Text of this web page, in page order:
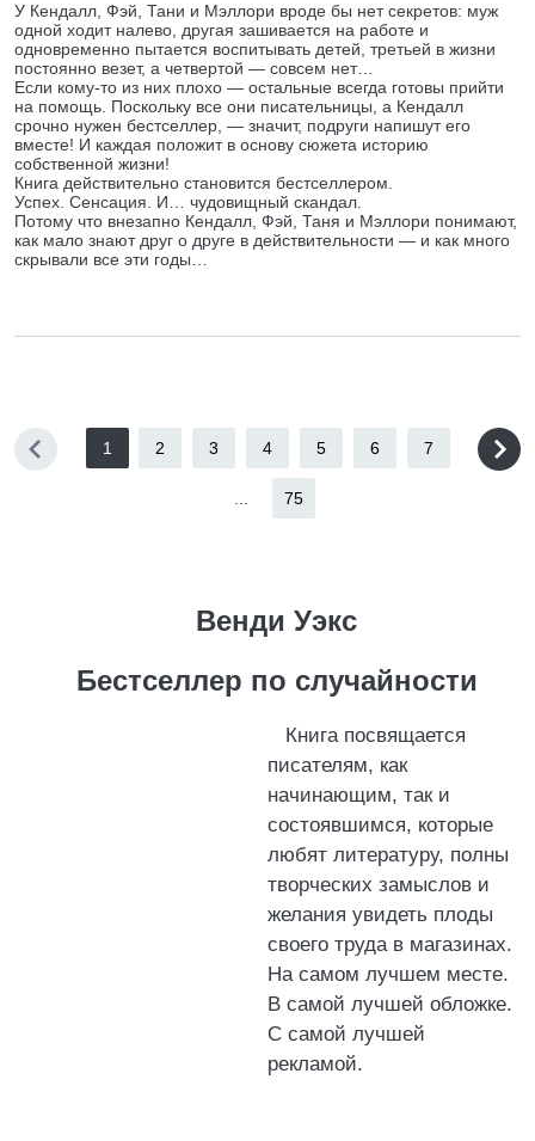
У Кендалл, Фэй, Тани и Мэллори вроде бы нет секретов: муж
одной ходит налево, другая зашивается на работе и
одновременно пытается воспитывать детей, третьей в жизни
постоянно везет, а четвертой — совсем нет…
Если кому-то из них плохо — остальные всегда готовы прийти
на помощь. Поскольку все они писательницы, а Кендалл
срочно нужен бестселлер, — значит, подруги напишут его
вместе! И каждая положит в основу сюжета историю
собственной жизни!
Книга действительно становится бестселлером.
Успех. Сенсация. И… чудовищный скандал.
Потому что внезапно Кендалл, Фэй, Таня и Мэллори понимают,
как мало знают друг о друге в действительности — и как много
скрывали все эти годы…
1 2 3 4 5 6 7
75
Венди Уэкс
Бестселлер по случайности
Книга посвящается
писателям, как
начинающим, так и
состоявшимся, которые
любят литературу, полны
творческих замыслов и
желания увидеть плоды
своего труда в магазинах.
На самом лучшем месте.
В самой лучшей обложке.
С самой лучшей
рекламой.